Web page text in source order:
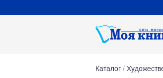
Каталог /